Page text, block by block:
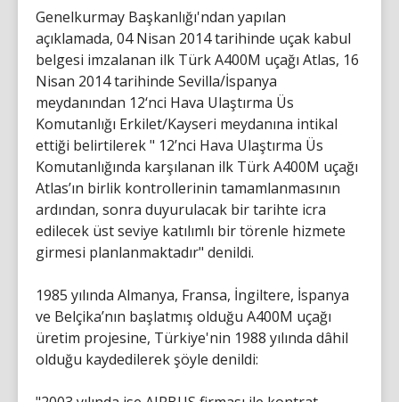
Genelkurmay Başkanlığı'ndan yapılan
açıklamada, 04 Nisan 2014 tarihinde uçak kabul
belgesi imzalanan ilk Türk A400M uçağı Atlas, 16
Nisan 2014 tarihinde Sevilla/İspanya
meydanından 12‘nci Hava Ulaştırma Üs
Komutanlığı Erkilet/Kayseri meydanına intikal
ettiği belirtilerek " 12’nci Hava Ulaştırma Üs
Komutanlığında karşılanan ilk Türk A400M uçağı
Atlas’ın birlik kontrollerinin tamamlanmasının
ardından, sonra duyurulacak bir tarihte icra
edilecek üst seviye katılımlı bir törenle hizmete
girmesi planlanmaktadır" denildi.
1985 yılında Almanya, Fransa, İngiltere, İspanya
ve Belçika’nın başlatmış olduğu A400M uçağı
üretim projesine, Türkiye'nin 1988 yılında dâhil
olduğu kaydedilerek şöyle denildi: